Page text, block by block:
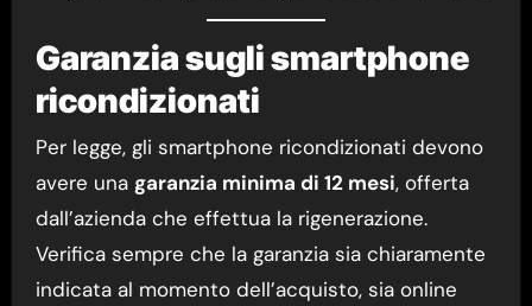
Garanzia sugli smartphone
ricondizionati
Per legge, gli smartphone ricondizionati devono
avere una garanzia minima di 12 mesi, offerta
dall’azienda che effettua la rigenerazione.
Verifica sempre che la garanzia sia chiaramente
indicata al momento dell’acquisto, sia online